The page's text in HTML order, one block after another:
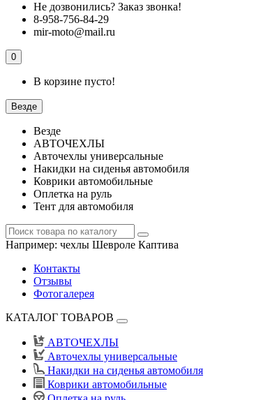
Не дозвонились? Заказ звонка!
8-958-756-84-29
mir-moto@mail.ru
0
В корзине пусто!
Везде
Везде
АВТОЧЕХЛЫ
Авточехлы универсальные
Накидки на сиденья автомобиля
Коврики автомобильные
Оплетка на руль
Тент для автомобиля
Например: чехлы Шевроле Каптива
Контакты
Отзывы
Фотогалерея
КАТАЛОГ ТОВАРОВ
АВТОЧЕХЛЫ
Авточехлы универсальные
Накидки на сиденья автомобиля
Коврики автомобильные